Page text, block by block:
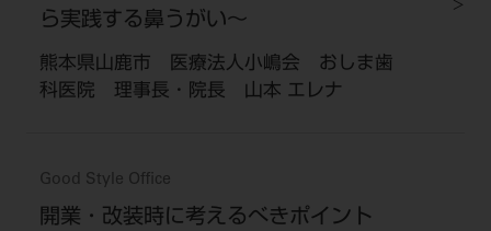
ら実践する鼻うがい～
熊本県山鹿市 医療法人小嶋会 おしま歯
科医院 理事長・院長 山本 エレナ
Good Style Office
開業・改装時に考えるべきポイント